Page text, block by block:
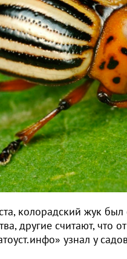
колорадский жук
другие считают, что
узнал у